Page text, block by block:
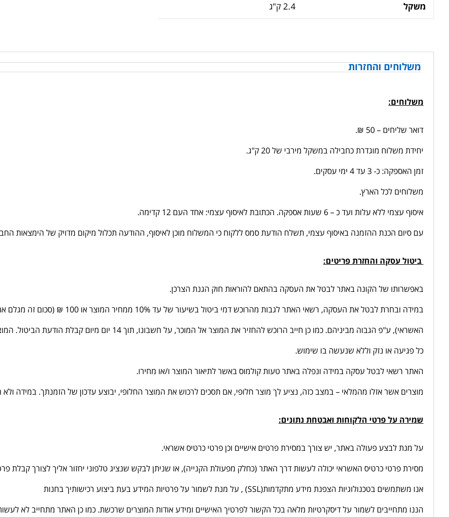
משקל 2.4 ק"ג
משלוחים והחזרות
משלוחים:
דואר שליחים – 50 ₪.
יחידת משלוח מוגדרת כחבילה במשקל מירבי של 20 ק"ג.
זמן האספקה: כ- 3 עד 4 ימי עסקים.
משלוחים לכל הארץ.
איסוף עצמי ללא עלות ועד כ – 6 שעות אספקה.
הכתובת לאיסוף עצמי: אחד העם 12 קדימה.
עם סיום הכנת ההזמנה באיסוף עצמי, תשלח הודעת סמס ללקוח כי המשלוח מוכן לאיסוף, ההודעה תכלול מיקום מדויק של הימצאות
ביטול עסקה והחזרת פריטים:
באפשרותו של הקונה באתר לבטל את העסקה בהתאם להוראות חוק הגנת הצרכן.
במידה ובחרת לבטל את העסקה, רשאי האתר לגבות
האשראי), ע"פ הגבוה מביניהם. כמו כן חייב הרוכש להחזיר את המוצר אל המוכר,
כל פגיעה או נזק וללא שנעשה בו שימוש.
האתר רשאי לבטל עסקה במידה ונפלה באתר טעות קולמוס באשר לתיאור המוצר ו/או מחירו.
מוצרים אשר אזלו מהמלאי – במצב כזה, נציע לך מוצר חלופי, אם תסכים לרכוש את המוצר החלופי, יבוצע עדכון של הזמנתך. במידה ולא
שמירה על פרטי הלקוחות ואבטחת נתונים:
על מנת לבצע פעולה באתר, יש צורך במסירת פרטים אישיים וכן פרטי כרטיס אשראי.
מסירת פרטי כרטיס האשראי יכולה לעשות דרך האתר (כחלק מפעולת הקנייה), או שניתן לבקש שנציג טלפוני יחזור אליך לצורך קבלת
אנו משתמשים בטכנולוגיות הצפנת מידע מתקדמות(SSL) , על מנת לשמור על פרטיות המידע בעת ביצוע רכישותיך בחנות
הננו מתחייבים לשמור על דיסקרטיות מלאה בכל הקשור לפרטיך האישיים ומידע אודות המוצרים שרכשת. כמו כן האתר מתחייב לא